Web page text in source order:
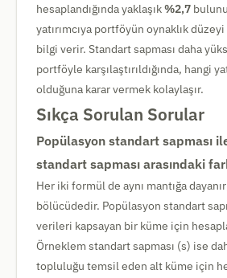
hesaplandığında yaklaşık%2,7
yatırımcıya portföyün oynaklık
bilgi verir. Standart sapması daha
portföyle karşılaştırıldığında, hangi
olduğuna karar vermek kolaylaşır.
Sıkça Sorulan Sorular
Popülasyon standart sapması
standart sapması arasındaki
Her iki formül de aynı mantığa
bölücüdedir. Popülasyon standart
verileri kapsayan bir küme için
Örneklem standart sapması (s) ise
topluluğu temsil eden alt küme için